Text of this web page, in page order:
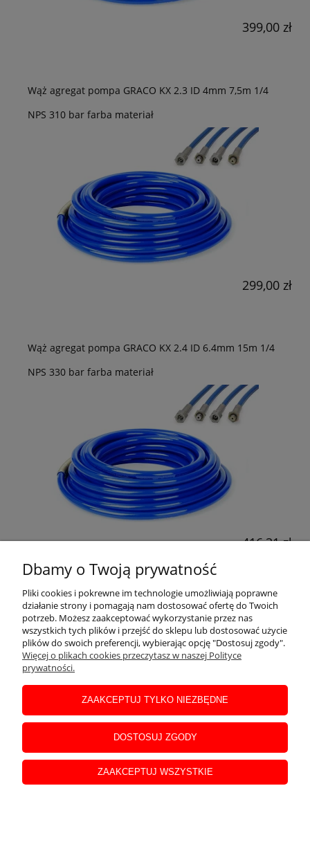
399,00 zł
Wąż agregat pompa GRACO KX 2.3 ID 4mm 7,5m 1/4
NPS 310 bar farba materiał
299,00 zł
Wąż agregat pompa GRACO KX 2.4 ID 6.4mm 15m 1/4
NPS 330 bar farba materiał
416,31 zł
Wąż agregat pompa GRACO KX 2.6 ID 10mm 10m 3/8
NPS 300 bar farba materiał
Dbamy o Twoją prywatność
Pliki cookies i pokrewne im technologie umożliwiają poprawne
działanie strony i pomagają nam dostosować ofertę do Twoich
potrzeb. Możesz zaakceptować wykorzystanie przez nas
wszystkich tych plików i przejść do sklepu lub dostosować użycie
plików do swoich preferencji, wybierając opcję "Dostosuj zgody".
Więcej o plikach cookies przeczytasz w naszej Polityce
prywatności.
ZAAKCEPTUJ TYLKO NIEZBĘDNE
DOSTOSUJ ZGODY
ZAAKCEPTUJ WSZYSTKIE